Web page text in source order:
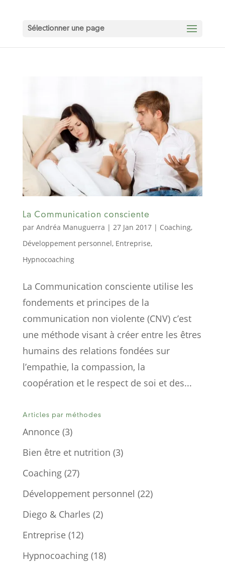
Sélectionner une page
La Communication consciente
par Andréa Manuguerra | 27 Jan 2017| Coaching,
Développement personnel, Entreprise,
Hypnocoaching
La Communication consciente utilise les
fondements et principes de la
communication non violente (CNV) c’est
une méthode visant à créer entre les êtres
humains des relations fondées sur
l’empathie, la compassion, la
coopération et le respect de soi et des...
Articles par méthodes
Annonce(3)
Bien être et nutrition (3)
Coaching(27)
Développement personnel (22)
Diego & Charles (2)
Entreprise(12)
Hypnocoaching(18)